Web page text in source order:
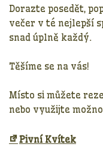
Dorazte posedět,
večer v té nejlepší
snad úplně každý.
Těšíme se na vás!
Místo si můžete
nebo využijte
Pivní Kvítek